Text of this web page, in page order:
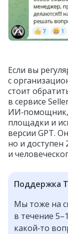
Если вы
с
стоит
в сервисе
площадки и
версии GPT.
но и
и
Поддержка
Мы тоже на
в течение
какой‑то